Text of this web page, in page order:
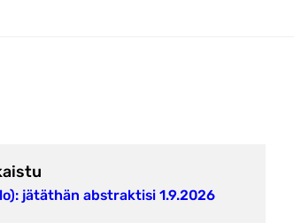
jätäthän abstraktisi 1.9.2026